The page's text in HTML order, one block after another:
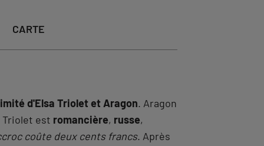
CARTE
d'Elsa Triolet et Aragon. Aragon
Triolet est romancière, russe,
coûte deux cents francs. Après